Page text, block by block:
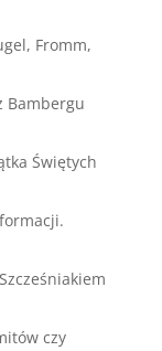
Fromm,
Bambergu
Świętych
czy